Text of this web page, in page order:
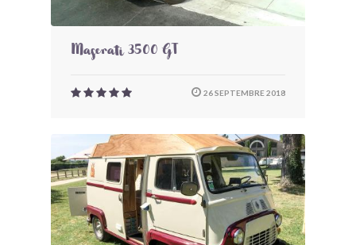
Maserati 3500 GT
26 SEPTEMBRE 2018